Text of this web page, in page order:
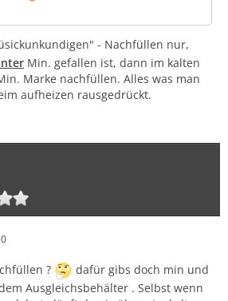
- Nachfüllen nur,
Min. gefallen ist, dann im kalten
Marke nachfüllen. Alles was man
aufheizen rausgedrückt.
?
dafür gibs doch min und
Ausgleichsbehälter . Selbst wenn